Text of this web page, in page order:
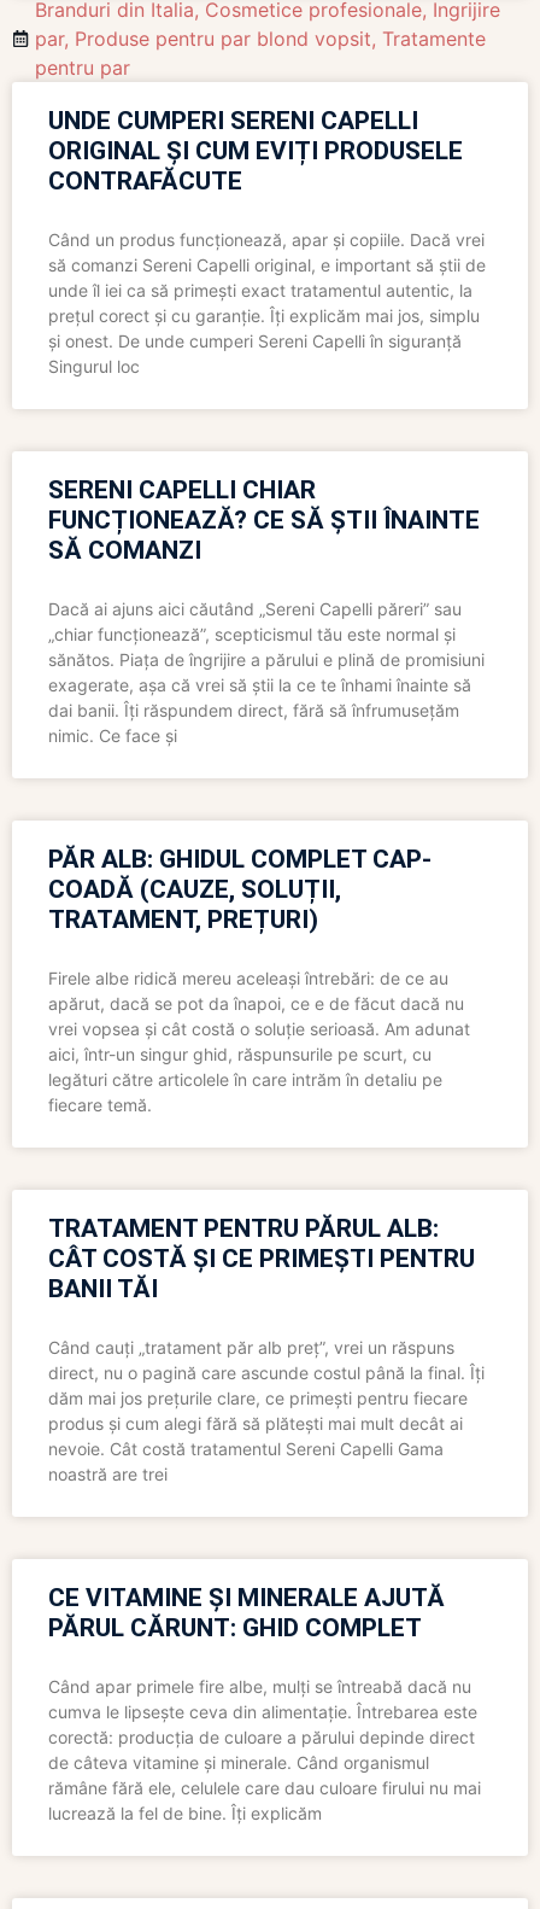
Branduri din Italia, Cosmetice profesionale, Ingrijire
par, Produse pentru par blond vopsit, Tratamente
pentru par
UNDE CUMPERI SERENI CAPELLI
ORIGINAL ȘI CUM EVIȚI PRODUSELE
CONTRAFĂCUTE
Când un produs funcționează, apar și copiile. Dacă vrei
să comanzi Sereni Capelli original, e important să știi de
unde îl iei ca să primești exact tratamentul autentic, la
prețul corect și cu garanție. Îți explicăm mai jos, simplu
și onest. De unde cumperi Sereni Capelli în siguranță
Singurul loc
SERENI CAPELLI CHIAR
FUNCȚIONEAZĂ? CE SĂ ȘTII ÎNAINTE
SĂ COMANZI
Dacă ai ajuns aici căutând „Sereni Capelli păreri” sau
„chiar funcționează”, scepticismul tău este normal și
sănătos. Piața de îngrijire a părului e plină de promisiuni
exagerate, așa că vrei să știi la ce te înhami înainte să
dai banii. Îți răspundem direct, fără să înfrumusețăm
nimic. Ce face și
PĂR ALB: GHIDUL COMPLET CAP-
COADĂ (CAUZE, SOLUȚII,
TRATAMENT, PREȚURI)
Firele albe ridică mereu aceleași întrebări: de ce au
apărut, dacă se pot da înapoi, ce e de făcut dacă nu
vrei vopsea și cât costă o soluție serioasă. Am adunat
aici, într-un singur ghid, răspunsurile pe scurt, cu
legături către articolele în care intrăm în detaliu pe
fiecare temă.
TRATAMENT PENTRU PĂRUL ALB:
CÂT COSTĂ ȘI CE PRIMEȘTI PENTRU
BANII TĂI
Când cauți „tratament păr alb preț”, vrei un răspuns
direct, nu o pagină care ascunde costul până la final. Îți
dăm mai jos prețurile clare, ce primești pentru fiecare
produs și cum alegi fără să plătești mai mult decât ai
nevoie. Cât costă tratamentul Sereni Capelli Gama
noastră are trei
CE VITAMINE ȘI MINERALE AJUTĂ
PĂRUL CĂRUNT: GHID COMPLET
Când apar primele fire albe, mulți se întreabă dacă nu
cumva le lipsește ceva din alimentație. Întrebarea este
corectă: producția de culoare a părului depinde direct
de câteva vitamine și minerale. Când organismul
rămâne fără ele, celulele care dau culoare firului nu mai
lucrează la fel de bine. Îți explicăm